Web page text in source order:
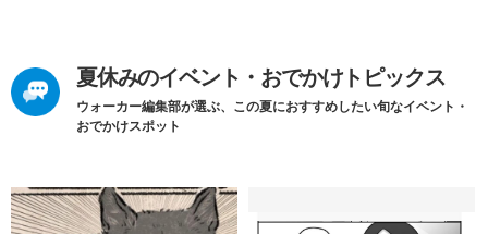
夏休みのイベント・おでかけトピックス
ウォーカー編集部が選ぶ、この夏におすすめしたい旬なイベント・
おでかけスポット